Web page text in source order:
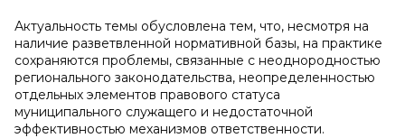
Актуальность темы обусловлена тем, что, несмотря на
наличие разветвленной нормативной базы, на практике
сохраняются проблемы, связанные с неоднородностью
регионального законодательства, неопределенностью
отдельных элементов правового статуса
муниципального служащего и недостаточной
эффективностью механизмов ответственности.